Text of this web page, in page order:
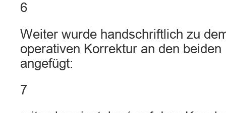
6
Weiter wurde handschriftlich zu
operativen Korrektur an den
angefügt:
7